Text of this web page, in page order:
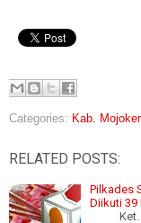
Categories: Kab.
RELATED POSTS:
Pilkades
Diikuti 39
Ket.